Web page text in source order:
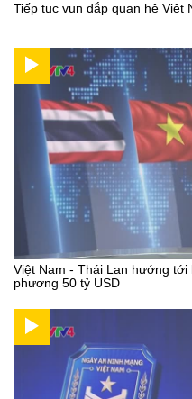
Tiếp tục vun đắp quan hệ Việt
Việt Nam - Thái Lan hướng
phương 50 tỷ USD